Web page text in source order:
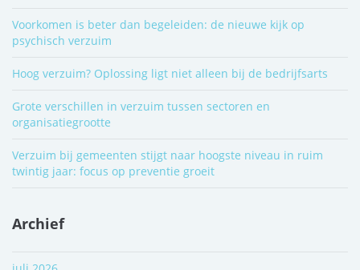
Voorkomen is beter dan begeleiden: de nieuwe kijk op
psychisch verzuim
Hoog verzuim? Oplossing ligt niet alleen bij de bedrijfsarts
Grote verschillen in verzuim tussen sectoren en
organisatiegrootte
Verzuim bij gemeenten stijgt naar hoogste niveau in ruim
twintig jaar: focus op preventie groeit
Archief